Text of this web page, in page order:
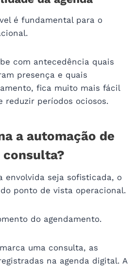
é fundamental para o
com antecedência quais
presença e quais
fica muito mais fácil
reduzir períodos ociosos.
a automação de
consulta?
envolvida seja sofisticada, o
ponto de vista operacional.
do agendamento.
uma consulta, as
na agenda digital. A